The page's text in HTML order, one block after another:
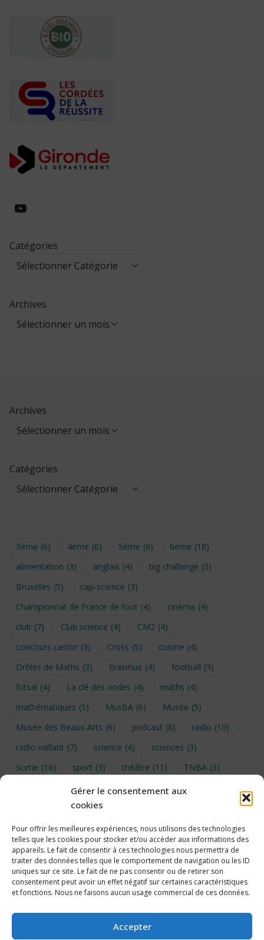
Gérer le consentement aux
cookies
Pour offrir les meilleures expériences, nous utilisons des technologies
telles que les cookies pour stocker et/ou accéder aux informations des
appareils. Le fait de consentir à ces technologies nous permettra de
traiter des données telles que le comportement de navigation ou les ID
uniques sur ce site. Le fait de ne pas consentir ou de retirer son
consentement peut avoir un effet négatif sur certaines caractéristiques
et fonctions. Nous ne faisons aucun usage commercial de ces données.
Accepter
https://www.youtube.com/
Catégories
Archives
Archives
Catégories
3ème (6) 4ème (6) 5ème (6) 6ème (18)
alimentation (3) anglais (4) big challenge (3)
Bruxelles (5) cap-science (3)
Championnat de France de foot (4) cinéma (4)
club (7) Club science (4) CM2 (4)
concours castor (3) Cross (5) cuisine (4)
Drôles de Maths (3) Erasmus (4) football (3)
futsal (4) La clé des ondes (4) maths (4)
mathématiques (5) MusBA (6) Musée (5)
Musée des Beaux-Arts (6) podcast (8) radio (10)
radio vaillant (7) science (4) sciences (3)
Sortie (16) sport (3) théâtre (11) TNBA (3)
UNSS (9) upe2a (7) vidéo
Voyage en provence 2026
Voyage à Bruxelles 2024 (4) Wahid Chakib (4)
éco-délégués (7)
Politique de cookies